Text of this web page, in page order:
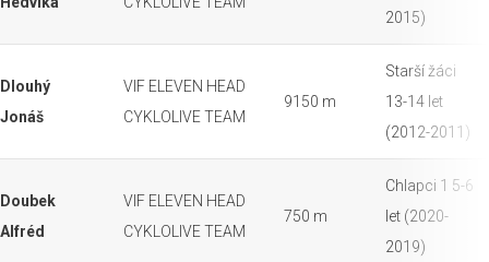
2015)
Dlouhý
Jonáš
VIF ELEVEN HEAD
CYKLOLIVE TEAM
9150 m
Starší žáci
13-14 let
(2012-2011)
Doubek
Alfréd
VIF ELEVEN HEAD
CYKLOLIVE TEAM
750 m
Chlapci 1 5-6
let (2020-
2019)